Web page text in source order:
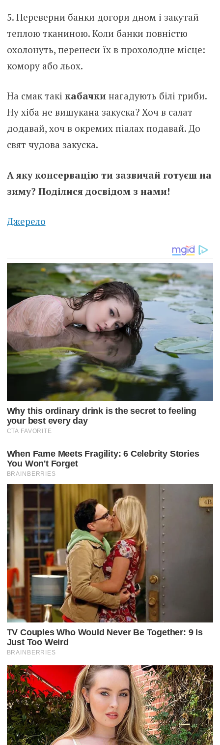
5. Переверни банки догори дном і закутай
теплою тканиною. Коли банки повністю
охолонуть, перенеси їх в прохолодне місце:
комору або льох.
На смак такі кабачкинагадують білі гриби.
Ну хіба не вишукана закуска? Хоч в салат
додавай, хоч в окремих піалах подавай. До
свят чудова закуска.
А яку консервацію ти зазвичай готуєш на
зиму? Поділися досвідом з нами!
Джерело